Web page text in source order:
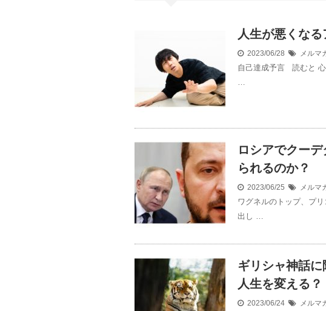
人生が悪くな
2023/06/28 メルマ
自己達成予言 読むと
…
ロシアでクー
られるのか？
2023/06/25 メルマ
ワグネルのトップ、プ
出し …
ギリシャ神話
人生を変える？
2023/06/24 メルマ